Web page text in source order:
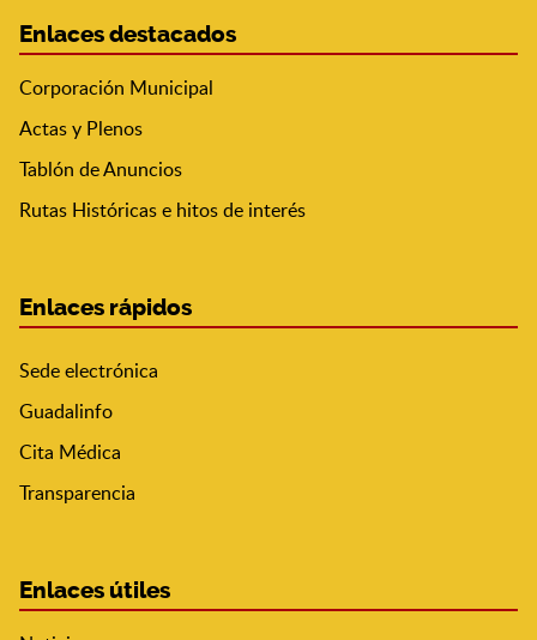
Enlaces destacados
Corporación Municipal
Actas y Plenos
Tablón de Anuncios
Rutas Históricas e hitos de interés
Enlaces rápidos
Sede electrónica
Guadalinfo
Cita Médica
Transparencia
Enlaces útiles